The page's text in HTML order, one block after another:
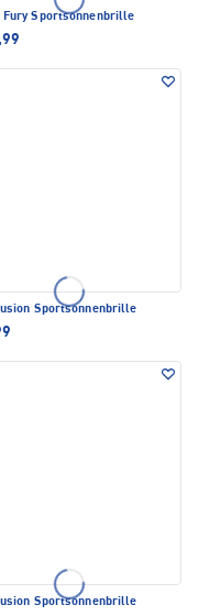
Fury Sportsonnenbrille
Sportsonnenbrille
Sportsonnenbrille